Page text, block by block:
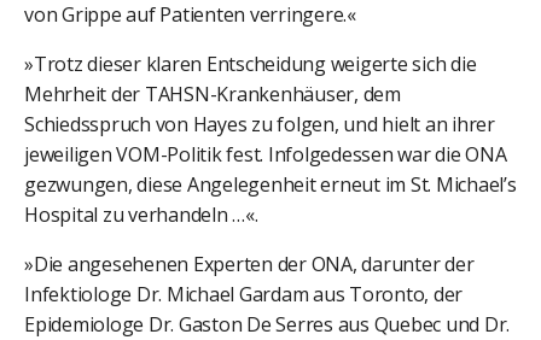
von Grippe auf Patienten verringere.«
»Trotz dieser klaren Entscheidung weigerte sich die
Mehrheit der TAHSN-Krankenhäuser, dem
Schiedsspruch von Hayes zu folgen, und hielt an ihrer
jeweiligen VOM-Politik fest. Infolgedessen war die ONA
gezwungen, diese Angelegenheit erneut im St. Michael’s
Hospital zu verhandeln …«.
»Die angesehenen Experten der ONA, darunter der
Infektiologe Dr. Michael Gardam aus Toronto, der
Epidemiologe Dr. Gaston De Serres aus Quebec und Dr.